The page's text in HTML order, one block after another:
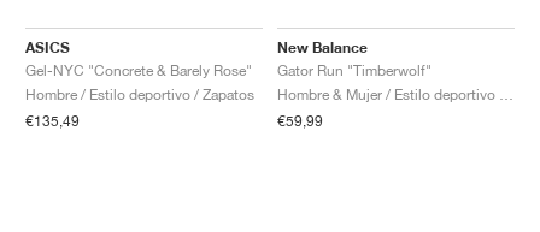
ASICS
Gel-NYC "Concrete & Barely Rose"
Hombre / Estilo deportivo / Zapatos
€135,49
New Balance
Gator Run "Timberwolf"
€59,99